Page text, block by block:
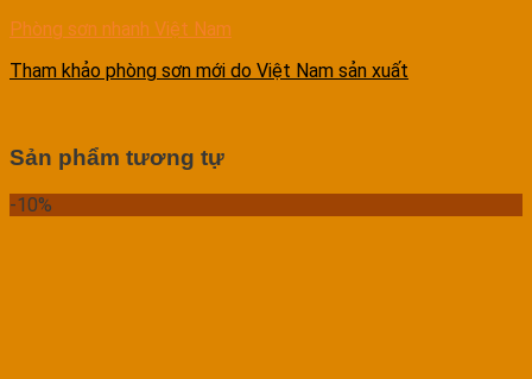
Phòng sơn nhanh Việt Nam
Tham khảo phòng sơn mới do Việt Nam sản xuất
Sản phẩm tương tự
-10%